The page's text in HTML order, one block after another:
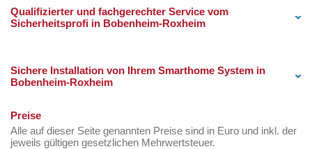
Qualifizierter und fachgerechter Service vom
Sicherheitsprofi in Bobenheim-Roxheim
Sichere Installation von Ihrem Smarthome System in
Bobenheim-Roxheim
Preise
Alle auf dieser Seite genannten Preise sind in Euro und inkl. der
jeweils gültigen gesetzlichen Mehrwertsteuer.